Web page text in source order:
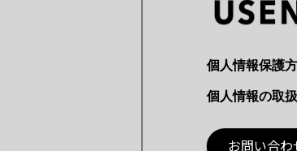
個人情報保護
個人情報の取
お問い合わ